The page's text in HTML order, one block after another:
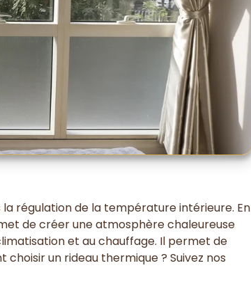
régulation de la température intérieure. En
de créer une atmosphère chaleureuse
et au chauffage. Il permet de
un rideau thermique ? Suivez nos